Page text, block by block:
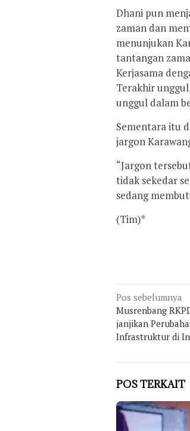
Dhani pun
zaman dan
menunjukan
tantangan
Kerjasama
Terakhir
unggul dalam
Sementara itu
jargon
“Jargon
tidak sekedar
sedang
(Tim)*
Navigasi
pos
Pos sebelumnya
Musrenbang
janjikan
Infrastruktur di
POS TERKAIT